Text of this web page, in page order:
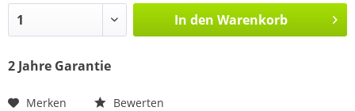
In den Warenkorb
2 Jahre Garantie
Merken Bewerten